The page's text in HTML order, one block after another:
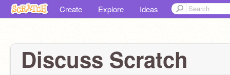
Create Explore Ideas
Discuss Scratch